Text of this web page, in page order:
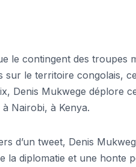
le contingent des troupes
sur le territoire congolais,
Denis Mukwege déplore
Nairobi, à Kenya.
d’un tweet, Denis
la diplomatie et une honte